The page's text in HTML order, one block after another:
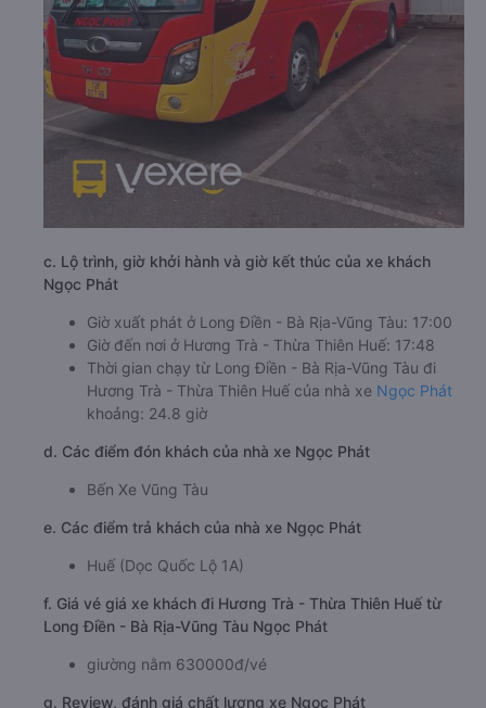
c. Lộ trình, giờ khởi hành và giờ kết thúc của xe khách
Ngọc Phát
Giờ xuất phát ở Long Điền - Bà Rịa-Vũng Tàu: 17:00
Giờ đến nơi ở Hương Trà - Thừa Thiên Huế: 17:48
Thời gian chạy từ Long Điền - Bà Rịa-Vũng Tàu đi
Hương Trà - Thừa Thiên Huế của nhà xe Ngọc Phát
khoảng: 24.8 giờ
d. Các điểm đón khách của nhà xe Ngọc Phát
Bến Xe Vũng Tàu
e. Các điểm trả khách của nhà xe Ngọc Phát
Huế (Dọc Quốc Lộ 1A)
f. Giá vé giá xe khách đi Hương Trà - Thừa Thiên Huế từ
Long Điền - Bà Rịa-Vũng Tàu Ngọc Phát
giường nằm 630000đ/vé
g. Review, đánh giá chất lượng xe Ngọc Phát